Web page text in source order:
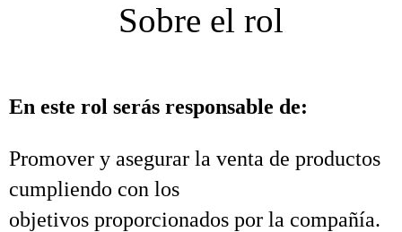
Sobre el rol
En este rol serás responsable de:
Promover y asegurar la venta de productos
cumpliendo con los
objetivos proporcionados por la compañía.